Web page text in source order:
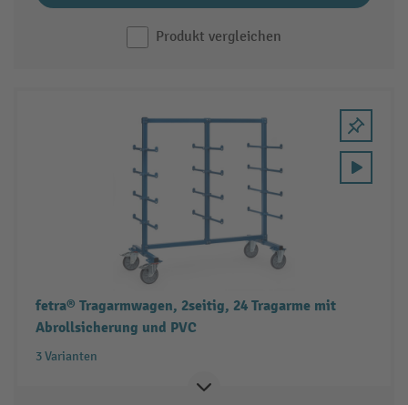
Produkt vergleichen
fetra® Tragarmwagen, 2seitig, 24 Tragarme mit
Abrollsicherung und PVC
3 Varianten